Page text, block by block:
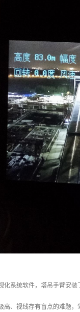
化系统软件，塔吊手臂安
高、视线存有盲点的难题